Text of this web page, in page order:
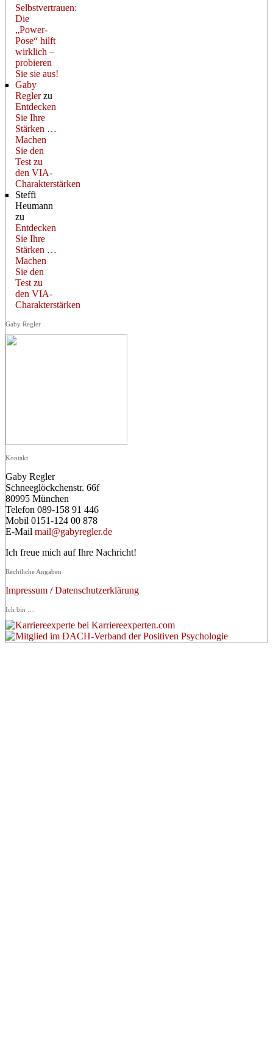
Selbstvertrauen:
Die
„Power-
Pose“ hilft
wirklich –
probieren
Sie sie aus!
Gaby
Reglerzu
Entdecken
Sie Ihre
Stärken …
Machen
Sie den
Test zu
den VIA-
Charakterstärken
Steffi
Heumann
zu
Entdecken
Sie Ihre
Stärken …
Machen
Sie den
Test zu
den VIA-
Charakterstärken
Gaby Regler
Kontakt
Gaby Regler
Schneeglöckchenstr. 66f
80995 München
Telefon 089-158 91 446
Mobil 0151-124 00 878
E-Mail mail@gabyregler.de
Ich freue mich auf Ihre Nachricht!
Rechtliche Angaben
Impressum /Datenschutzerklärung
Ich bin …